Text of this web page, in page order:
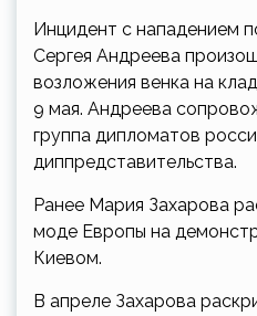
Инцидент с нападением
Сергея Андреева
возложения венка на
9 мая. Андреева
группа дипломатов
диппредставительства.
Ранее Мария Захарова
моде Европы на
Киевом.
В апреле Захарова